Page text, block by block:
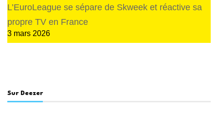
L’EuroLeague se sépare de Skweek et réactive sa
propre TV en France
3 mars 2026
Sur Deezer